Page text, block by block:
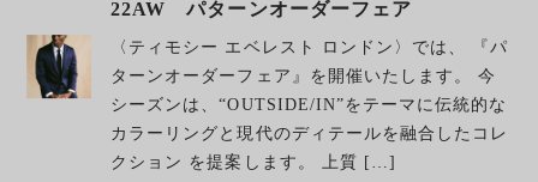
22AW パターンオーダーフェア
〈ティモシー エベレスト ロンドン〉では、 『パ
ターンオーダーフェア』を開催いたします。 今
シーズンは、“OUTSIDE/IN”をテーマに伝統的な
カラーリングと現代のディテールを融合したコレ
クション を提案します。 上質 […]